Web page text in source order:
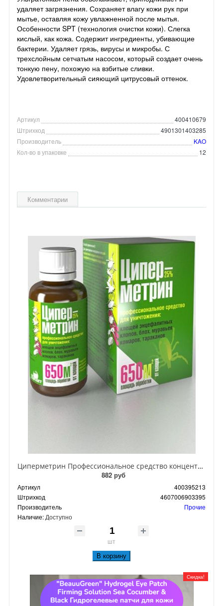
удаляет загрязнения. Сохраняет влагу кожи рук при
мытье, оставляя кожу увлажненной после мытья.
Особенности SPT (технология очистки кожи). Слегка
кислый, как кожа. Содержит ингредиенты, убивающие
бактерии. Удаляет грязь, вирусы и микробы. С
трехслойным сетчатым насосом, который создает очень
тонкую пену, похожую на взбитые сливки.
Удовлетворительный сияющий цитрусовый оттенок.
Артикул
400410679
Штрихкод
4901301403285
Производитель
KAO
Кол-во в упаковке
12
Комментарии
Циперметрин Профессиональное средство концентрат эмульсии 25% для уничтожения тараканов, мух,комаров, блох, клопов, муравьев, ос 50 мл
882 руб
Артикул
400395213
Штрихкод
4607006903395
Производитель
Прочие
Наличие: Доступно
шт
В корзину
Скидка!